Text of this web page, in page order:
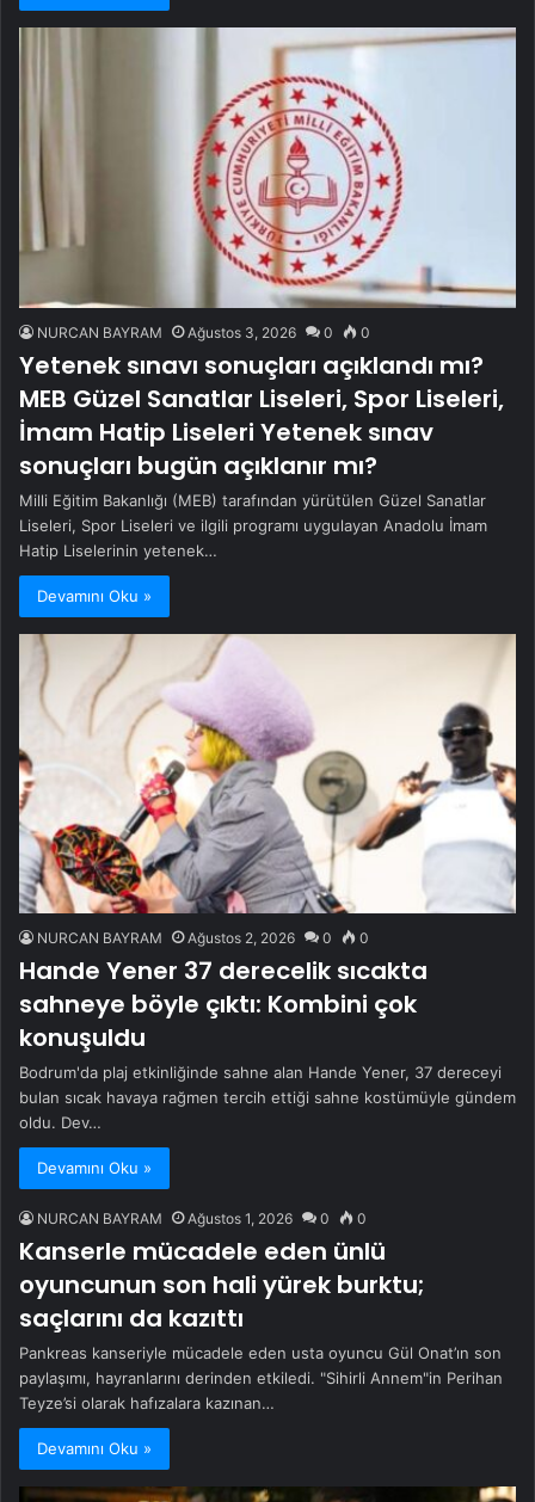
NURCAN BAYRAM Ağustos 3, 2026 0 0
Yetenek sınavı sonuçları açıklandı mı?
MEB Güzel Sanatlar Liseleri, Spor Liseleri,
İmam Hatip Liseleri Yetenek sınav
sonuçları bugün açıklanır mı?
Milli Eğitim Bakanlığı (MEB) tarafından yürütülen Güzel Sanatlar
Liseleri, Spor Liseleri ve ilgili programı uygulayan Anadolu İmam
Hatip Liselerinin yetenek…
Devamını Oku »
NURCAN BAYRAM Ağustos 2, 2026 0 0
Hande Yener 37 derecelik sıcakta
sahneye böyle çıktı: Kombini çok
konuşuldu
Bodrum'da plaj etkinliğinde sahne alan Hande Yener, 37 dereceyi
bulan sıcak havaya rağmen tercih ettiği sahne kostümüyle gündem
oldu. Dev…
Devamını Oku »
NURCAN BAYRAM Ağustos 1, 2026 0 0
Kanserle mücadele eden ünlü
oyuncunun son hali yürek burktu;
saçlarını da kazıttı
Pankreas kanseriyle mücadele eden usta oyuncu Gül Onat’ın son
paylaşımı, hayranlarını derinden etkiledi. "Sihirli Annem"in Perihan
Teyze’si olarak hafızalara kazınan…
Devamını Oku »